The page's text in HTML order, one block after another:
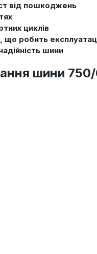
від пошкоджень
циклів
робить
шини
шини